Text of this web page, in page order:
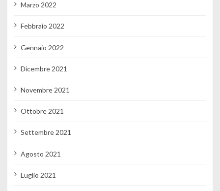
Marzo 2022
Febbraio 2022
Gennaio 2022
Dicembre 2021
Novembre 2021
Ottobre 2021
Settembre 2021
Agosto 2021
Luglio 2021